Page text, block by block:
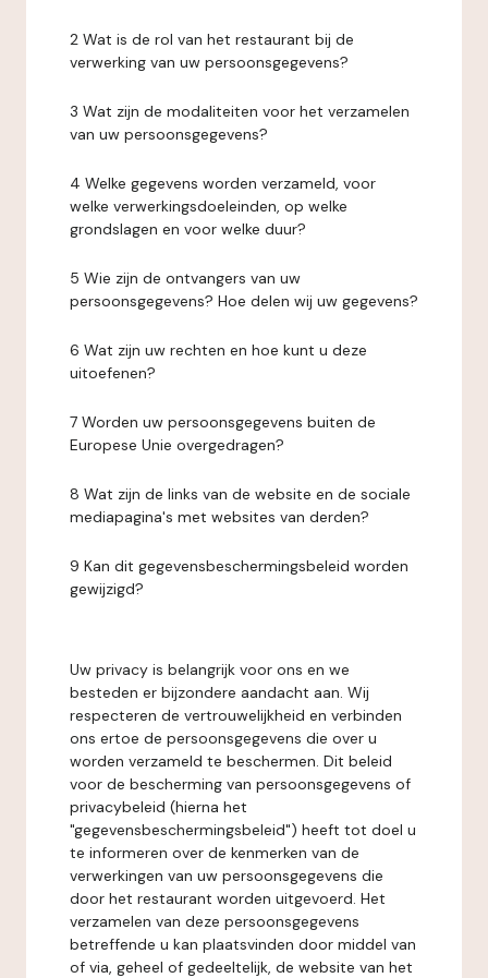
2 Wat is de rol van het restaurant bij de
verwerking van uw persoonsgegevens?
3 Wat zijn de modaliteiten voor het verzamelen
van uw persoonsgegevens?
4 Welke gegevens worden verzameld, voor
welke verwerkingsdoeleinden, op welke
grondslagen en voor welke duur?
5 Wie zijn de ontvangers van uw
persoonsgegevens? Hoe delen wij uw gegevens?
6 Wat zijn uw rechten en hoe kunt u deze
uitoefenen?
7 Worden uw persoonsgegevens buiten de
Europese Unie overgedragen?
8 Wat zijn de links van de website en de sociale
mediapagina's met websites van derden?
9 Kan dit gegevensbeschermingsbeleid worden
gewijzigd?
Uw privacy is belangrijk voor ons en we
besteden er bijzondere aandacht aan. Wij
respecteren de vertrouwelijkheid en verbinden
ons ertoe de persoonsgegevens die over u
worden verzameld te beschermen. Dit beleid
voor de bescherming van persoonsgegevens of
privacybeleid (hierna het
"gegevensbeschermingsbeleid") heeft tot doel u
te informeren over de kenmerken van de
verwerkingen van uw persoonsgegevens die
door het restaurant worden uitgevoerd. Het
verzamelen van deze persoonsgegevens
betreffende u kan plaatsvinden door middel van
of via, geheel of gedeeltelijk, de website van het